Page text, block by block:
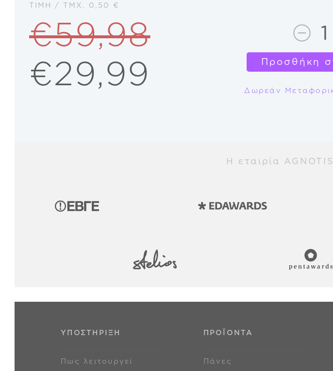
ΤΙΜΉ / ΤΜΧ. 0,50 €
€59,98
€29,99 Προσθήκη
Δωρεάν
Η εταιρία
ΥΠΟΣΤΗΡΙΞΗ
Πως λειτουργεί
ΠΡΟΪΟΝΤΑ
Πάνες